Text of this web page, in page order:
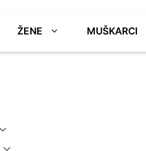
ŽENE MUŠKARCI